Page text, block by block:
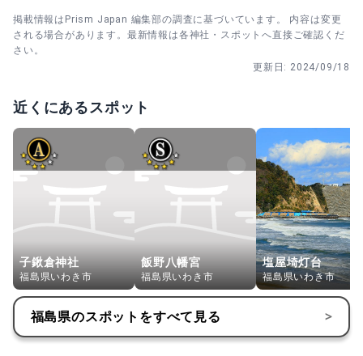
掲載情報はPrism Japan 編集部の調査に基づいています。 内容は変更
される場合があります。最新情報は各神社・スポットへ直接ご確認くだ
さい。
更新日: 2024/09/18
近くにあるスポット
子鍬倉神社
福島県いわき市
飯野八幡宮
福島県いわき市
塩屋埼灯台
福島県いわき市
福島県のスポットをすべて見る >